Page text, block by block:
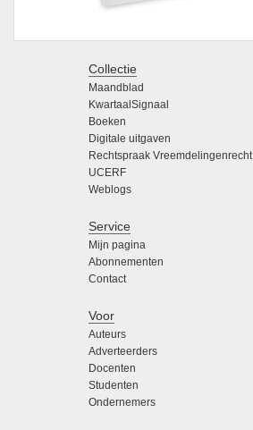
Collectie
Maandblad
KwartaalSignaal
Boeken
Digitale uitgaven
Rechtspraak Vreemdelingenrecht
UCERF
Weblogs
Service
Mijn pagina
Abonnementen
Contact
Voor
Auteurs
Adverteerders
Docenten
Studenten
Ondernemers